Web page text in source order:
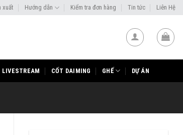
xuất Hướng dẫn Kiểm tra đơn hàng Tin tức Liên Hệ
LIVESTREAM CỐT DAIMING GHẾ DỰ ÁN